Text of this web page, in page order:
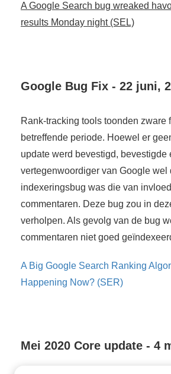
A Google Search bug wreaked
results Monday night (SEL)
Google Bug Fix - 22 juni,
Rank-tracking tools toonden zware
betreffende periode. Hoewel er
update werd bevestigd, bevestigde
vertegenwoordiger van Google wel
indexeringsbug was die van
commentaren. Deze bug zou in
verholpen. Als gevolg van de bug
commentaren niet goed
A Big Google Search Ranking
Happening Now? (SER)
Mei 2020 Core update - 4